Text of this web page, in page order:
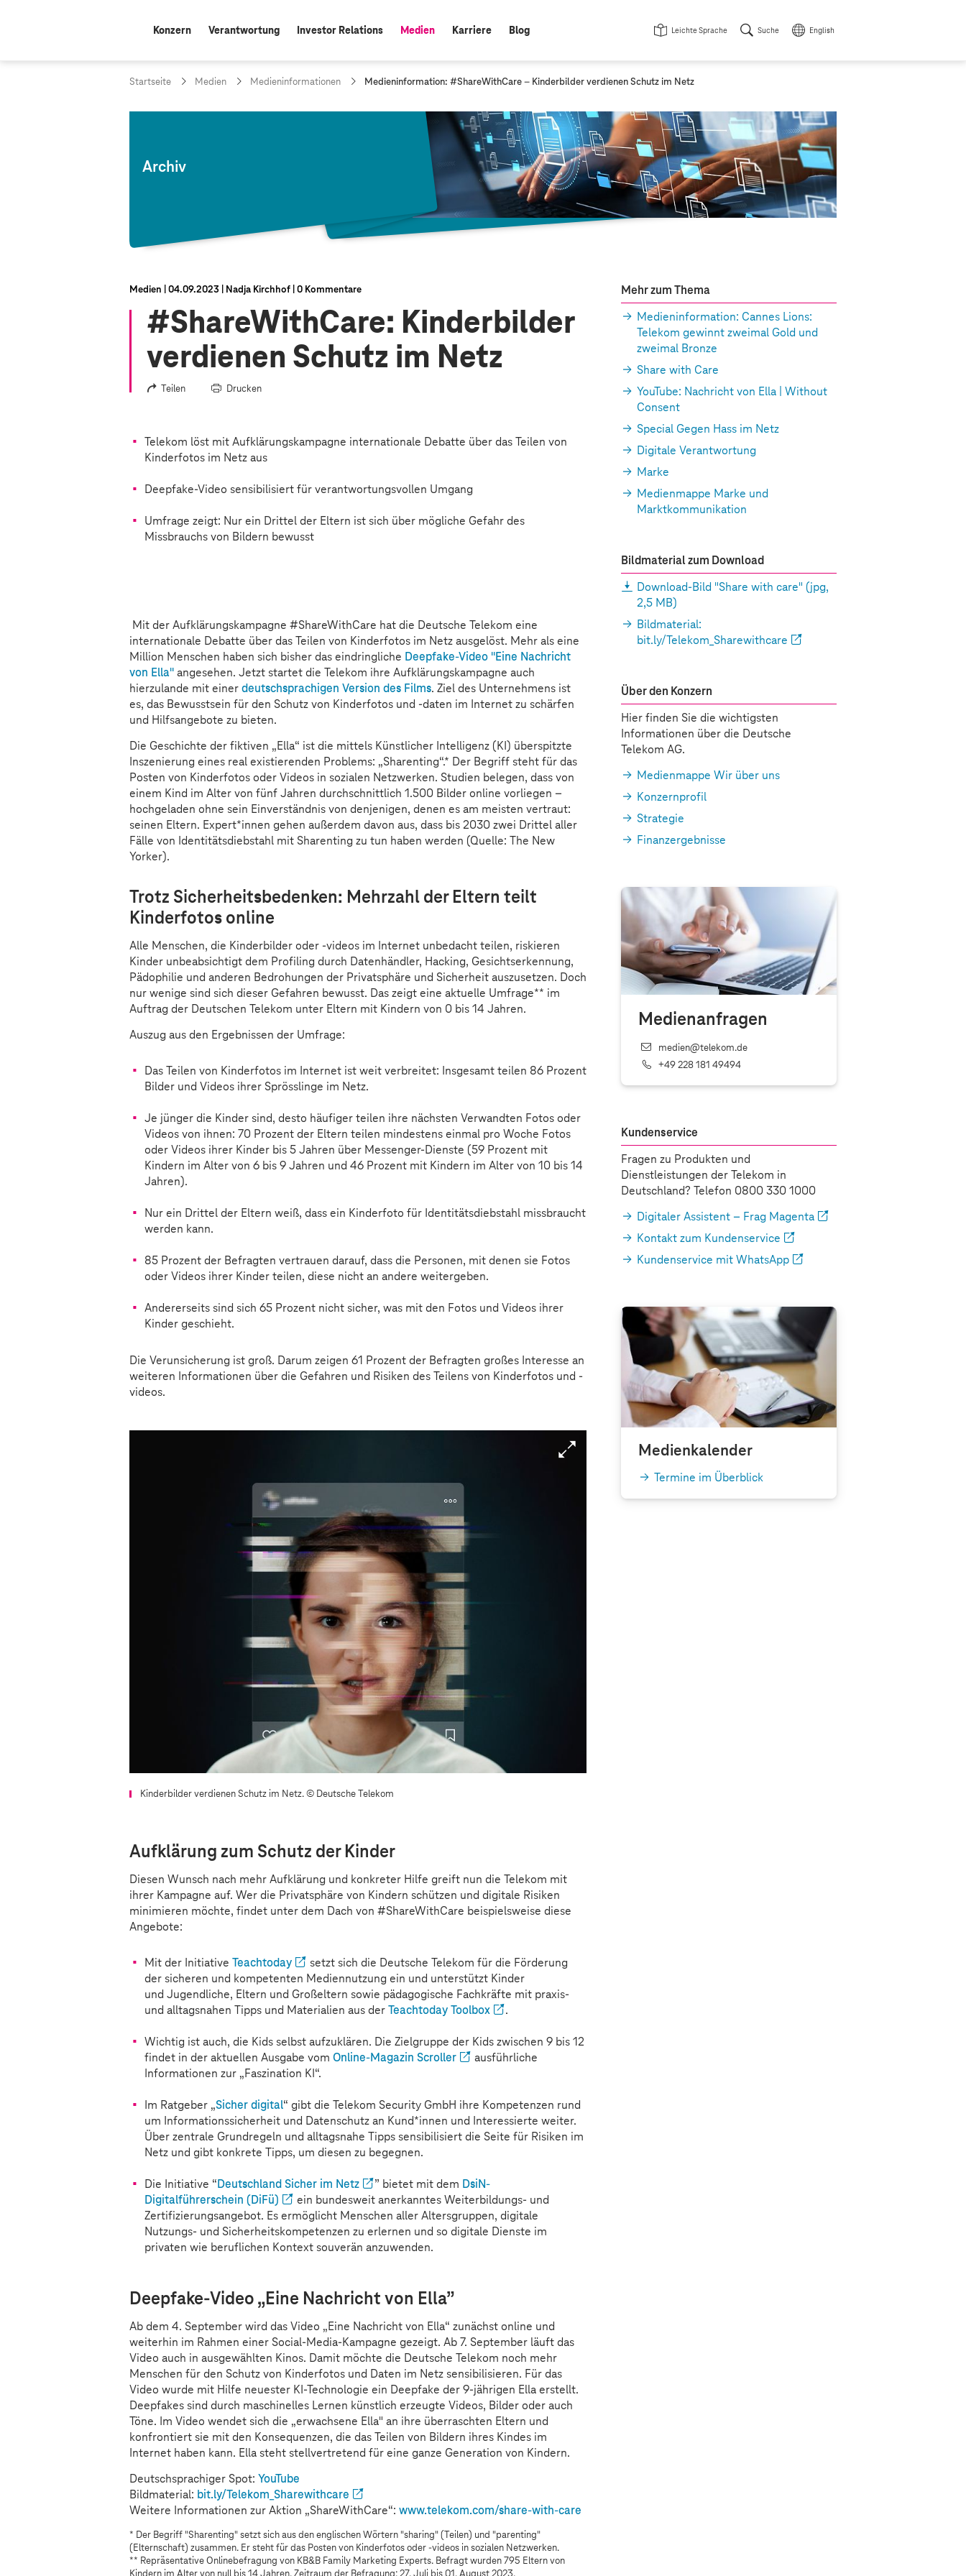
Konzern Verantwortung Investor Relations aktiv:
Medien Karriere Blog Leichte Sprache Suche English
Startseite Medien Medieninformationen
a
e
Medieninformation: #ShareWithCare – Kinderbilder verdienen Schutz im Netz
Archiv
Medien 04.09.2023 Nadja Kirchhof 0 Kommentare
#ShareWithCare: Kinderbilder
verdienen Schutz im Netz
Teilen Drucken
Telekom löst mit Aufklärungskampagne internationale Debatte über das Teilen von
Kinderfotos im Netz aus
Deepfake-Video sensibilisiert für verantwortungsvollen Umgang
Umfrage zeigt: Nur ein Drittel der Eltern ist sich über mögliche Gefahr des
Missbrauchs von Bildern bewusst
Bitte aktivieren Sie in IhrenEinstellungen„Marketing durch Partner“.
Mit der Aufklärungskampagne #ShareWithCare hat die Deutsche Telekom eine
internationale Debatte über das Teilen von Kinderfotos im Netz ausgelöst. Mehr als eine
Million Menschen haben sich bisher das eindringliche Deepfake-Video "Eine Nachricht
von Ella" angesehen. Jetzt startet die Telekom ihre Aufklärungskampagne auch
hierzulande mit einer deutschsprachigen Version des Films. Ziel des Unternehmens ist
es, das Bewusstsein für den Schutz von Kinderfotos und -daten im Internet zu schärfen
und Hilfsangebote zu bieten.
Die Geschichte der fiktiven „Ella“ ist die mittels Künstlicher Intelligenz (KI) überspitzte
Inszenierung eines real existierenden Problems: „Sharenting“.* Der Begriff steht für das
Posten von Kinderfotos oder Videos in sozialen Netzwerken. Studien belegen, dass von
einem Kind im Alter von fünf Jahren durchschnittlich 1.500 Bilder online vorliegen –
hochgeladen ohne sein Einverständnis von denjenigen, denen es am meisten vertraut:
seinen Eltern. Expert*innen gehen außerdem davon aus, dass bis 2030 zwei Drittel aller
Fälle von Identitätsdiebstahl mit Sharenting zu tun haben werden (Quelle: The New
Yorker).
Trotz Sicherheitsbedenken: Mehrzahl der Eltern teilt
Kinderfotos online
Alle Menschen, die Kinderbilder oder -videos im Internet unbedacht teilen, riskieren
Kinder unbeabsichtigt dem Profiling durch Datenhändler, Hacking, Gesichtserkennung,
Pädophilie und anderen Bedrohungen der Privatsphäre und Sicherheit auszusetzen. Doch
nur wenige sind sich dieser Gefahren bewusst. Das zeigt eine aktuelle Umfrage** im
Auftrag der Deutschen Telekom unter Eltern mit Kindern von 0 bis 14 Jahren.
Auszug aus den Ergebnissen der Umfrage:
Das Teilen von Kinderfotos im Internet ist weit verbreitet: Insgesamt teilen 86 Prozent
Bilder und Videos ihrer Sprösslinge im Netz.
Je jünger die Kinder sind, desto häufiger teilen ihre nächsten Verwandten Fotos oder
Videos von ihnen: 70 Prozent der Eltern teilen mindestens einmal pro Woche Fotos
oder Videos ihrer Kinder bis 5 Jahren über Messenger-Dienste (59 Prozent mit
Kindern im Alter von 6 bis 9 Jahren und 46 Prozent mit Kindern im Alter von 10 bis 14
Jahren).
Nur ein Drittel der Eltern weiß, dass ein Kinderfoto für Identitätsdiebstahl missbraucht
werden kann.
85 Prozent der Befragten vertrauen darauf, dass die Personen, mit denen sie Fotos
oder Videos ihrer Kinder teilen, diese nicht an andere weitergeben.
Andererseits sind sich 65 Prozent nicht sicher, was mit den Fotos und Videos ihrer
Kinder geschieht.
Die Verunsicherung ist groß. Darum zeigen 61 Prozent der Befragten großes Interesse an
weiteren Informationen über die Gefahren und Risiken des Teilens von Kinderfotos und -
videos.
Kinderbilder verdienen Schutz im Netz. © Deutsche Telekom
Aufklärung zum Schutz der Kinder
Diesen Wunsch nach mehr Aufklärung und konkreter Hilfe greift nun die Telekom mit
ihrer Kampagne auf. Wer die Privatsphäre von Kindern schützen und digitale Risiken
minimieren möchte, findet unter dem Dach von #ShareWithCare beispielsweise diese
Angebote:
Mit der Initiative Teachtoday
setzt sich die Deutsche Telekom für die Förderung
der sicheren und kompetenten Mediennutzung ein und unterstützt Kinder
und Jugendliche, Eltern und Großeltern sowie pädagogische Fachkräfte mit praxis-
und alltagsnahen Tipps und Materialien aus der Teachtoday Toolbox .
Wichtig ist auch, die Kids selbst aufzuklären. Die Zielgruppe der Kids zwischen 9 bis 12
findet in der aktuellen Ausgabe vom Online-Magazin Scroller
ausführliche
Informationen zur „Faszination KI“.
Im Ratgeber „Sicher digital“ gibt die Telekom Security GmbH ihre Kompetenzen rund
um Informationssicherheit und Datenschutz an Kund*innen und Interessierte weiter.
Über zentrale Grundregeln und alltagsnahe Tipps sensibilisiert die Seite für Risiken im
Netz und gibt konkrete Tipps, um diesen zu begegnen.
Die Initiative “ Deutschland Sicher im Netz ” bietet mit dem DsiN-
Digitalführerschein (DiFü)
ein bundesweit anerkanntes Weiterbildungs- und
Zertifizierungsangebot. Es ermöglicht Menschen aller Altersgruppen, digitale
Nutzungs- und Sicherheitskompetenzen zu erlernen und so digitale Dienste im
privaten wie beruflichen Kontext souverän anzuwenden.
Deepfake-Video „Eine Nachricht von Ella”
Ab dem 4. September wird das Video „Eine Nachricht von Ella“ zunächst online und
weiterhin im Rahmen einer Social-Media-Kampagne gezeigt. Ab 7. September läuft das
Video auch in ausgewählten Kinos. Damit möchte die Deutsche Telekom noch mehr
Menschen für den Schutz von Kinderfotos und Daten im Netz sensibilisieren. Für das
Video wurde mit Hilfe neuester KI-Technologie ein Deepfake der 9-jährigen Ella erstellt.
Deepfakes sind durch maschinelles Lernen künstlich erzeugte Videos, Bilder oder auch
Töne. Im Video wendet sich die „erwachsene Ella" an ihre überraschten Eltern und
konfrontiert sie mit den Konsequenzen, die das Teilen von Bildern ihres Kindes im
Internet haben kann. Ella steht stellvertretend für eine ganze Generation von Kindern.
Deutschsprachiger Spot: YouTube
Bildmaterial: bit.ly/Telekom_Sharewithcare
Weitere Informationen zur Aktion „ShareWithCare“: www.telekom.com/share-with-care
* Der Begriff "Sharenting" setzt sich aus den englischen Wörtern "sharing" (Teilen) und "parenting"
(Elternschaft) zusammen. Er steht für das Posten von Kinderfotos oder -videos in sozialen Netzwerken.
** Repräsentative Onlinebefragung von KB&B Family Marketing Experts. Befragt wurden 795 Eltern von
Mehr zum Thema
Medieninformation: Cannes Lions:
Telekom gewinnt zweimal Gold und
zweimal Bronze
Share with Care
YouTube: Nachricht von Ella | Without
Consent
Special Gegen Hass im Netz
Digitale Verantwortung
Marke
Medienmappe Marke und
Marktkommunikation
Bildmaterial zum Download
Download-Bild "Share with care" (jpg,
2,5 MB)
Bildmaterial:
bit.ly/Telekom_Sharewithcare
Über den Konzern
Hier finden Sie die wichtigsten
Informationen über die Deutsche
Telekom AG.
Medienmappe Wir über uns
Konzernprofil
Strategie
Finanzergebnisse
Medienanfragen
medien@telekom.de
+49 228 181 49494
Kundenservice
Fragen zu Produkten und
Dienstleistungen der Telekom in
Deutschland? Telefon 0800 330 1000
Digitaler Assistent – Frag Magenta
Kontakt zum Kundenservice
Kundenservice mit WhatsApp
Medienkalender
Termine im Überblick